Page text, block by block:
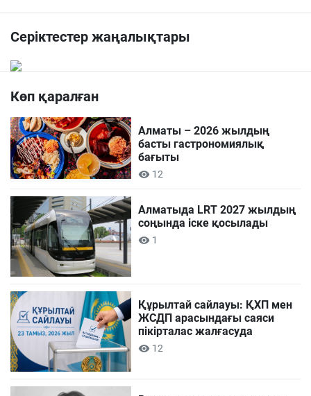
Серіктестер жаңалықтары
Көп қаралған
Алматы – 2026 жылдың
басты гастрономиялық
бағыты
12
Алматыда LRT 2027 жылдың
соңында іске қосылады
1
Құрылтай сайлауы: ҚХП мен
ЖСДП арасындағы саяси
пікірталас жалғасуда
12